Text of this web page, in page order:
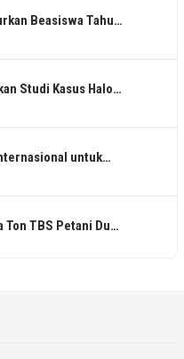
Beasiswa Tahu…
Studi Kasus Halo…
untuk…
Ton TBS Petani Du…